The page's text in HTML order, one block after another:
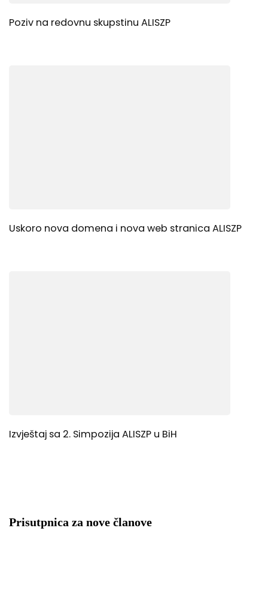
Poziv na redovnu skupstinu ALISZP
Uskoro nova domena i nova web stranica ALISZP
Izvještaj sa 2. Simpozija ALISZP u BiH
Prisutpnica za nove članove